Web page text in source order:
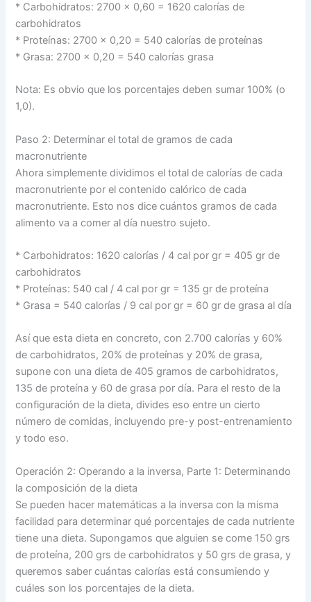
* Carbohidratos: 2700 x 0,60 = 1620 calorías de
carbohidratos
* Proteínas: 2700 x 0,20 = 540 calorías de proteínas
* Grasa: 2700 x 0,20 = 540 calorías grasa
Nota: Es obvio que los porcentajes deben sumar 100% (o
1,0).
Paso 2: Determinar el total de gramos de cada
macronutriente
Ahora simplemente dividimos el total de calorías de cada
macronutriente por el contenido calórico de cada
macronutriente. Esto nos dice cuántos gramos de cada
alimento va a comer al día nuestro sujeto.
* Carbohidratos: 1620 calorías / 4 cal por gr = 405 gr de
carbohidratos
* Proteínas: 540 cal / 4 cal por gr = 135 gr de proteína
* Grasa = 540 calorías / 9 cal por gr = 60 gr de grasa al día
Así que esta dieta en concreto, con 2.700 calorías y 60%
de carbohidratos, 20% de proteínas y 20% de grasa,
supone con una dieta de 405 gramos de carbohidratos,
135 de proteína y 60 de grasa por día. Para el resto de la
configuración de la dieta, divides eso entre un cierto
número de comidas, incluyendo pre-y post-entrenamiento
y todo eso.
Operación 2: Operando a la inversa, Parte 1: Determinando
la composición de la dieta
Se pueden hacer matemáticas a la inversa con la misma
facilidad para determinar qué porcentajes de cada nutriente
tiene una dieta. Supongamos que alguien se come 150 grs
de proteína, 200 grs de carbohidratos y 50 grs de grasa, y
queremos saber cuántas calorías está consumiendo y
cuáles son los porcentajes de la dieta.